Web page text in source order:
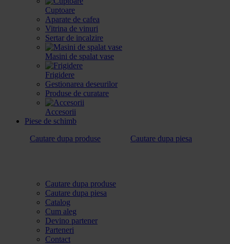
Cuptoare
Aparate de cafea
Vitrina de vinuri
Sertar de incalzire
Masini de spalat vase
Frigidere
Gestionarea deseurilor
Produse de curatare
Accesorii
Piese de schimb
Cautare dupa produse
Cautare dupa piesa
Cautare dupa produse
Cautare dupa piesa
Catalog
Cum aleg
Devino partener
Parteneri
Contact